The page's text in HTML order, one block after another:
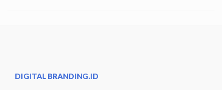
DIGITAL BRANDING.ID